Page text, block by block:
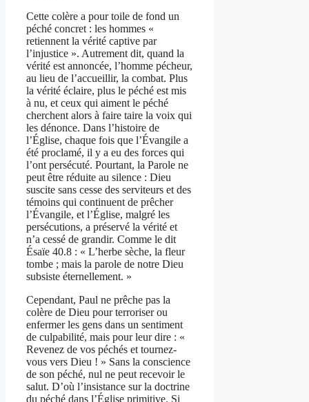
Cette colère a pour toile de fond un
péché concret : les hommes «
retiennent la vérité captive par
l’injustice ». Autrement dit, quand la
vérité est annoncée, l’homme pécheur,
au lieu de l’accueillir, la combat. Plus
la vérité éclaire, plus le péché est mis
à nu, et ceux qui aiment le péché
cherchent alors à faire taire la voix qui
les dénonce. Dans l’histoire de
l’Église, chaque fois que l’Évangile a
été proclamé, il y a eu des forces qui
l’ont persécuté. Pourtant, la Parole ne
peut être réduite au silence : Dieu
suscite sans cesse des serviteurs et des
témoins qui continuent de prêcher
l’Évangile, et l’Église, malgré les
persécutions, a préservé la vérité et
n’a cessé de grandir. Comme le dit
Ésaïe 40.8 : « L’herbe sèche, la fleur
tombe ; mais la parole de notre Dieu
subsiste éternellement. »
Cependant, Paul ne prêche pas la
colère de Dieu pour terroriser ou
enfermer les gens dans un sentiment
de culpabilité, mais pour leur dire : «
Revenez de vos péchés et tournez-
vous vers Dieu ! » Sans la conscience
de son péché, nul ne peut recevoir le
salut. D’où l’insistance sur la doctrine
du péché dans l’Église primitive. Si